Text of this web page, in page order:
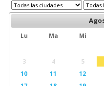
Lu Ma Mi
3
4 5
10
11 12